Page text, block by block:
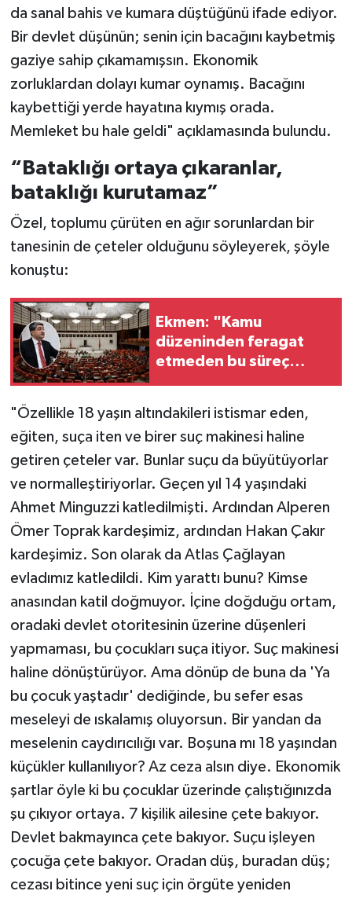
da sanal bahis ve kumara düştüğünü ifade ediyor.
Bir devlet düşünün; senin için bacağını kaybetmiş
gaziye sahip çıkamamışsın. Ekonomik
zorluklardan dolayı kumar oynamış. Bacağını
kaybettiği yerde hayatına kıymış orada.
Memleket bu hale geldi" açıklamasında bulundu.
“Bataklığı ortaya çıkaranlar,
bataklığı kurutamaz”
Özel, toplumu çürüten en ağır sorunlardan bir
tanesinin de çeteler olduğunu söyleyerek, şöyle
konuştu:
Ekmen: "Kamu
düzeninden feragat
etmeden bu süreç
"Özellikle 18 yaşın altındakileri istismar eden,
eğiten, suça iten ve birer suç makinesi haline
getiren çeteler var. Bunlar suçu da büyütüyorlar
ve normalleştiriyorlar. Geçen yıl 14 yaşındaki
Ahmet Minguzzi katledilmişti. Ardından Alperen
Ömer Toprak kardeşimiz, ardından Hakan Çakır
kardeşimiz. Son olarak da Atlas Çağlayan
evladımız katledildi. Kim yarattı bunu? Kimse
anasından katil doğmuyor. İçine doğduğu ortam,
oradaki devlet otoritesinin üzerine düşenleri
yapmaması, bu çocukları suça itiyor. Suç makinesi
haline dönüştürüyor. Ama dönüp de buna da 'Ya
bu çocuk yaştadır' dediğinde, bu sefer esas
meseleyi de ıskalamış oluyorsun. Bir yandan da
meselenin caydırıcılığı var. Boşuna mı 18 yaşından
küçükler kullanılıyor? Az ceza alsın diye. Ekonomik
şartlar öyle ki bu çocuklar üzerinde çalıştığınızda
şu çıkıyor ortaya. 7 kişilik ailesine çete bakıyor.
Devlet bakmayınca çete bakıyor. Suçu işleyen
çocuğa çete bakıyor. Oradan düş, buradan düş;
cezası bitince yeni suç için örgüte yeniden